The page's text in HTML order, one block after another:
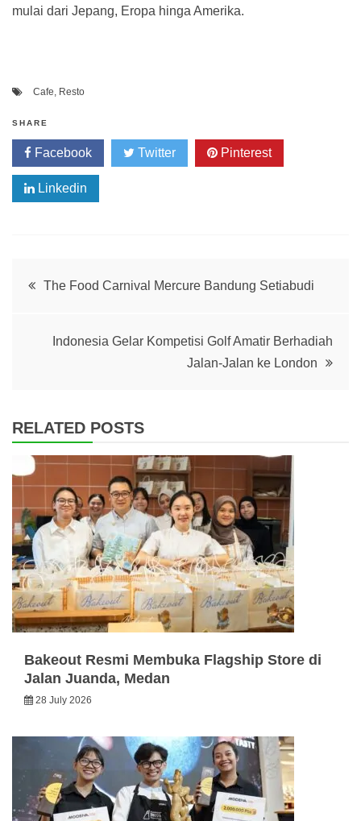
mulai dari Jepang, Eropa hinga Amerika.
Cafe, Resto
SHARE
Facebook Twitter Pinterest
Linkedin
Post
The Food Carnival Mercure Bandung Setiabudi
Indonesia Gelar Kompetisi Golf Amatir Berhadiah
Jalan-Jalan ke London
RELATED POSTS
Bakeout Resmi Membuka Flagship Store di
Jalan Juanda, Medan
28 July 2026